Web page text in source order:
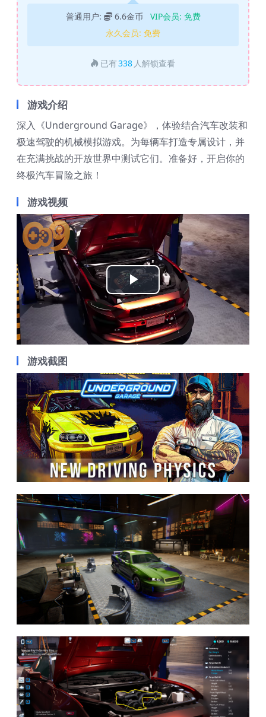
普通用户: 6.6金币 VIP会员: 免费
永久会员: 免费
已有338 人解锁查看
游戏介绍
深入《Underground Garage》，体验结合汽车改装和
极速驾驶的机械模拟游戏。为每辆车打造专属设计，并
在充满挑战的开放世界中测试它们。准备好，开启你的
终极汽车冒险之旅！
游戏视频
Play
Video
游戏截图